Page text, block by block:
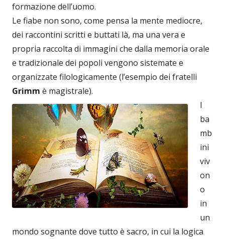
formazione dell’uomo.
Le fiabe non sono, come pensa la mente mediocre,
dei raccontini scritti e buttati là, ma una vera e
propria raccolta di immagini che dalla memoria orale
e tradizionale dei popoli vengono sistemate e
organizzate filologicamente (l’esempio dei fratelli
Grimm è magistrale).
I
ba
mb
ini
viv
on
o
in
un
mondo sognante dove tutto è sacro, in cui la logica